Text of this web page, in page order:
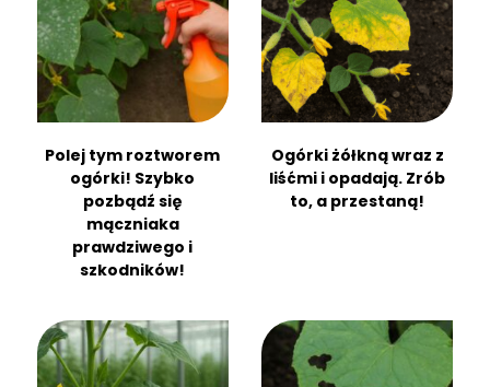
Polej tym roztworem
ogórki! Szybko
pozbądź się
mączniaka
prawdziwego i
szkodników!
Ogórki żółkną wraz z
liśćmi i opadają. Zrób
to, a przestaną!